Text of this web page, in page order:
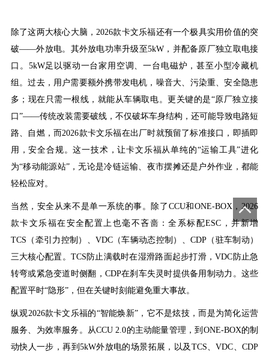
除了这两大核心大脑， 2026款卡文乐福还有一个极具实用价值的突
破——外放电。其外放电功率升级至5kW，并配备原厂独立取电接
口。5kW足以驱动一台家用空调、一台电磁炉，甚至小型冷藏机
组。过去，用户需要额外携带发电机，噪音大、污染重、安全隐患
多；现在只需一根线，就能从车辆取电。更关键的是“原厂独立接
口”——传统改装需要破线，不仅破坏车身结构，还可能导致电路短
路、自燃，而2026款卡文乐福在出厂时就预留了标准接口，即插即
用，安全合规。这一技术，让卡文乐福从单纯的“运输工具”进化
为“移动能源站”，无论是冷链运输、夜市摆摊还是户外作业，都能
轻松应对。
当然，安全从来不是单一系统的事。除了 CCU和ONE-BOX，2026
款卡文乐福在安全配置上也毫不吝啬：全系标配ESC，并新增
TCS（牵引力控制）、VDC（车辆动态控制）、CDP（驻车制动）
三大核心配置。TCS防止满载时在湿滑路面起步打滑，VDC防止急
转弯或紧急变道时侧翻，CDP在刹车失灵时提供备用制动力。这些
配置平时“隐形”，但在关键时刻能避免重大事故。
纵观2026款卡文乐福的“智能焕新”，它不是炫技，而是为简化运营
服务、为效率服务。从CCU 2.0的主动能量管理，到ONE-BOX的制
动快人一步，再到5kW外放电的场景拓展，以及TCS、VDC、CDP